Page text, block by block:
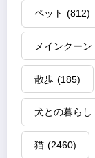
ペット (812)
メインクーン
散歩 (185)
犬との暮らし
猫 (2460)